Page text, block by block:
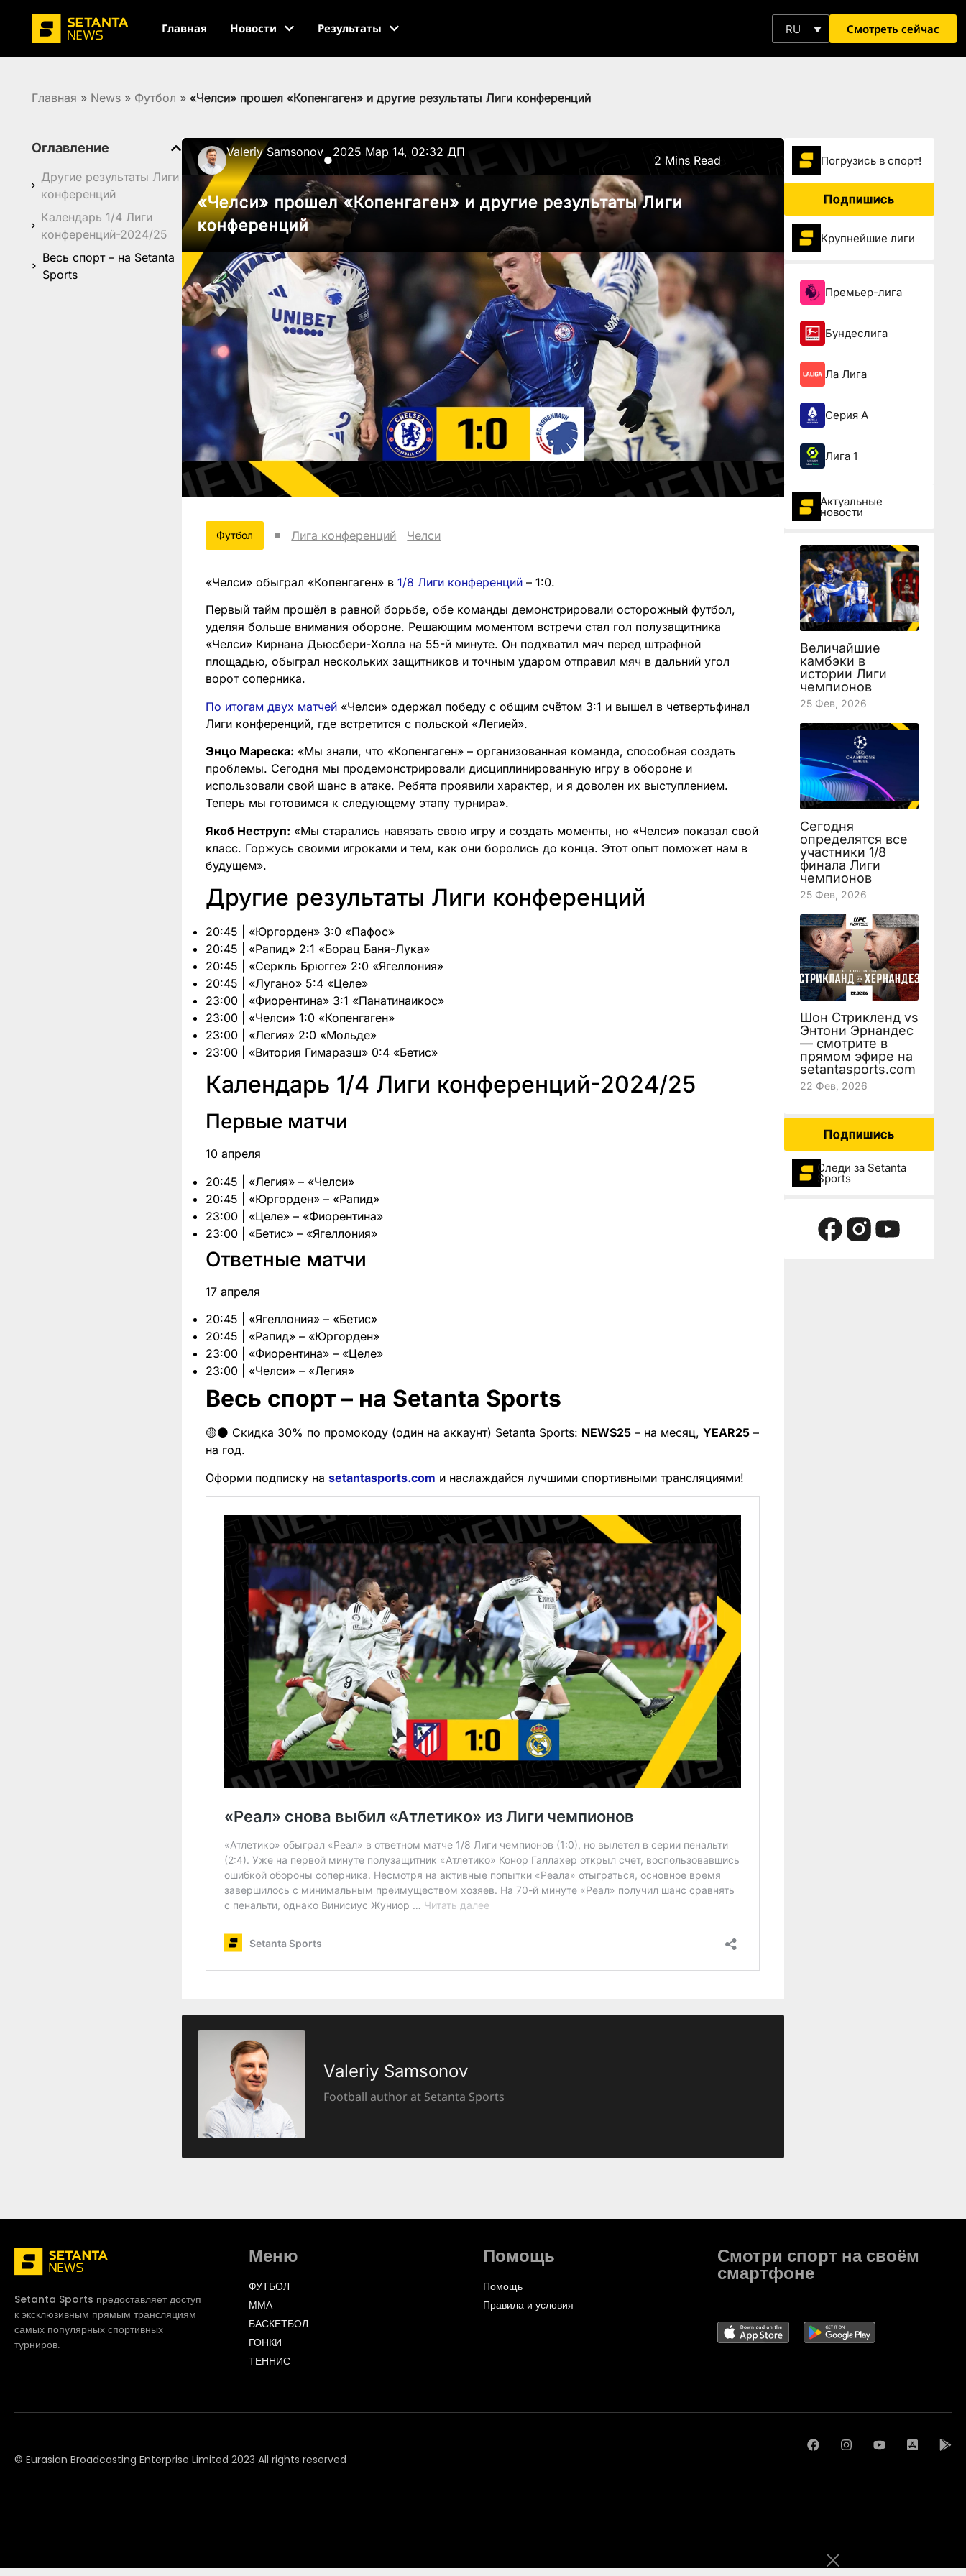
Главная Новости Результаты RU Смотреть сейчас
Главная » News » Футбол » «Челси» прошел «Копенгаген» и другие результаты Лиги конференций
Оглавление
Другие результаты Лиги
конференций
Календарь 1/4 Лиги
конференций-2024/25
Весь спорт – на Setanta
Sports
Valeriy Samsonov
●
2025 Мар 14, 02:32 ДП
2 Mins Read
«Челси» прошел «Копенгаген» и другие результаты Лиги
конференций
Футбол Лига конференций Челси
«Челси» обыграл «Копенгаген» в1/8 Лиги конференций – 1:0.
Первый тайм прошёл в равной борьбе, обе команды демонстрировали осторожный футбол,
уделяя больше внимания обороне. Решающим моментом встречи стал гол полузащитника
«Челси» Кирнана Дьюсбери-Холла на 55-й минуте. Он подхватил мяч перед штрафной
площадью, обыграл нескольких защитников и точным ударом отправил мяч в дальний угол
ворот соперника.
По итогам двух матчей «Челси» одержал победу с общим счётом 3:1 и вышел в четвертьфинал
Лиги конференций, где встретится с польской «Легией».
Энцо Мареска: «Мы знали, что «Копенгаген» – организованная команда, способная создать
проблемы. Сегодня мы продемонстрировали дисциплинированную игру в обороне и
использовали свой шанс в атаке. Ребята проявили характер, и я доволен их выступлением.
Теперь мы готовимся к следующему этапу турнира».
Якоб Неструп: «Мы старались навязать свою игру и создать моменты, но «Челси» показал свой
класс. Горжусь своими игроками и тем, как они боролись до конца. Этот опыт поможет нам в
будущем».
Другие результаты Лиги конференций
20:45 | «Юргорден» 3:0 «Пафос»
20:45 | «Рапид» 2:1 «Борац Баня-Лука»
20:45 | «Серкль Брюгге» 2:0 «Ягеллония»
20:45 | «Лугано» 5:4 «Целе»
23:00 | «Фиорентина» 3:1 «Панатинаикос»
23:00 | «Челси» 1:0 «Копенгаген»
23:00 | «Легия» 2:0 «Мольде»
23:00 | «Витория Гимараэш» 0:4 «Бетис»
Календарь 1/4 Лиги конференций-2024/25
Первые матчи
10 апреля
20:45 | «Легия» – «Челси»
20:45 | «Юргорден» – «Рапид»
23:00 | «Целе» – «Фиорентина»
23:00 | «Бетис» – «Ягеллония»
Ответные матчи
17 апреля
20:45 | «Ягеллония» – «Бетис»
20:45 | «Рапид» – «Юргорден»
23:00 | «Фиорентина» – «Целе»
23:00 | «Челси» – «Легия»
Весь спорт – на Setanta Sports
🟡⚫️ Скидка 30% по промокоду (один на аккаунт) Setanta Sports: NEWS25 – на месяц,YEAR25 –
на год.
Оформи подписку наsetantasports.com и наслаждайся лучшими спортивными трансляциями!
Valeriy Samsonov
Football author at Setanta Sports
Погрузиcь в спорт!
Подпишись
Крупнейшие лиги
Премьер-лига
Бундеслига
Ла Лига
Серия А
Лига 1
Актуальные
новости
Величайшие
камбэки в
истории Лиги
чемпионов
25 Фев, 2026
Сегодня
определятся все
участники 1/8
финала Лиги
чемпионов
25 Фев, 2026
Шон Стрикленд vs
Энтони Эрнандес
— смотрите в
прямом эфире на
setantasports.com
22 Фев, 2026
Подпишись
Следи за Setanta
Sports
Setanta Sports предоставляет доступ
к эксклюзивным прямым трансляциям
самых популярных спортивных
турниров.
Меню
ФУТБОЛ
ММА
БАСКЕТБОЛ
ГОНКИ
ТЕННИС
Помощь
Помощь
Правила и условия
Смотри спорт на своём
смартфоне
© Eurasian Broadcasting Enterprise Limited 2023 All rights reserved